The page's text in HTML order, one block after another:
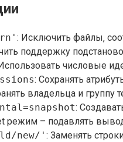
: Исключить файлы‚
поддержку
числовые
: Сохранять
владельца и группу
:
режим – подавлять
new/' : Заменять